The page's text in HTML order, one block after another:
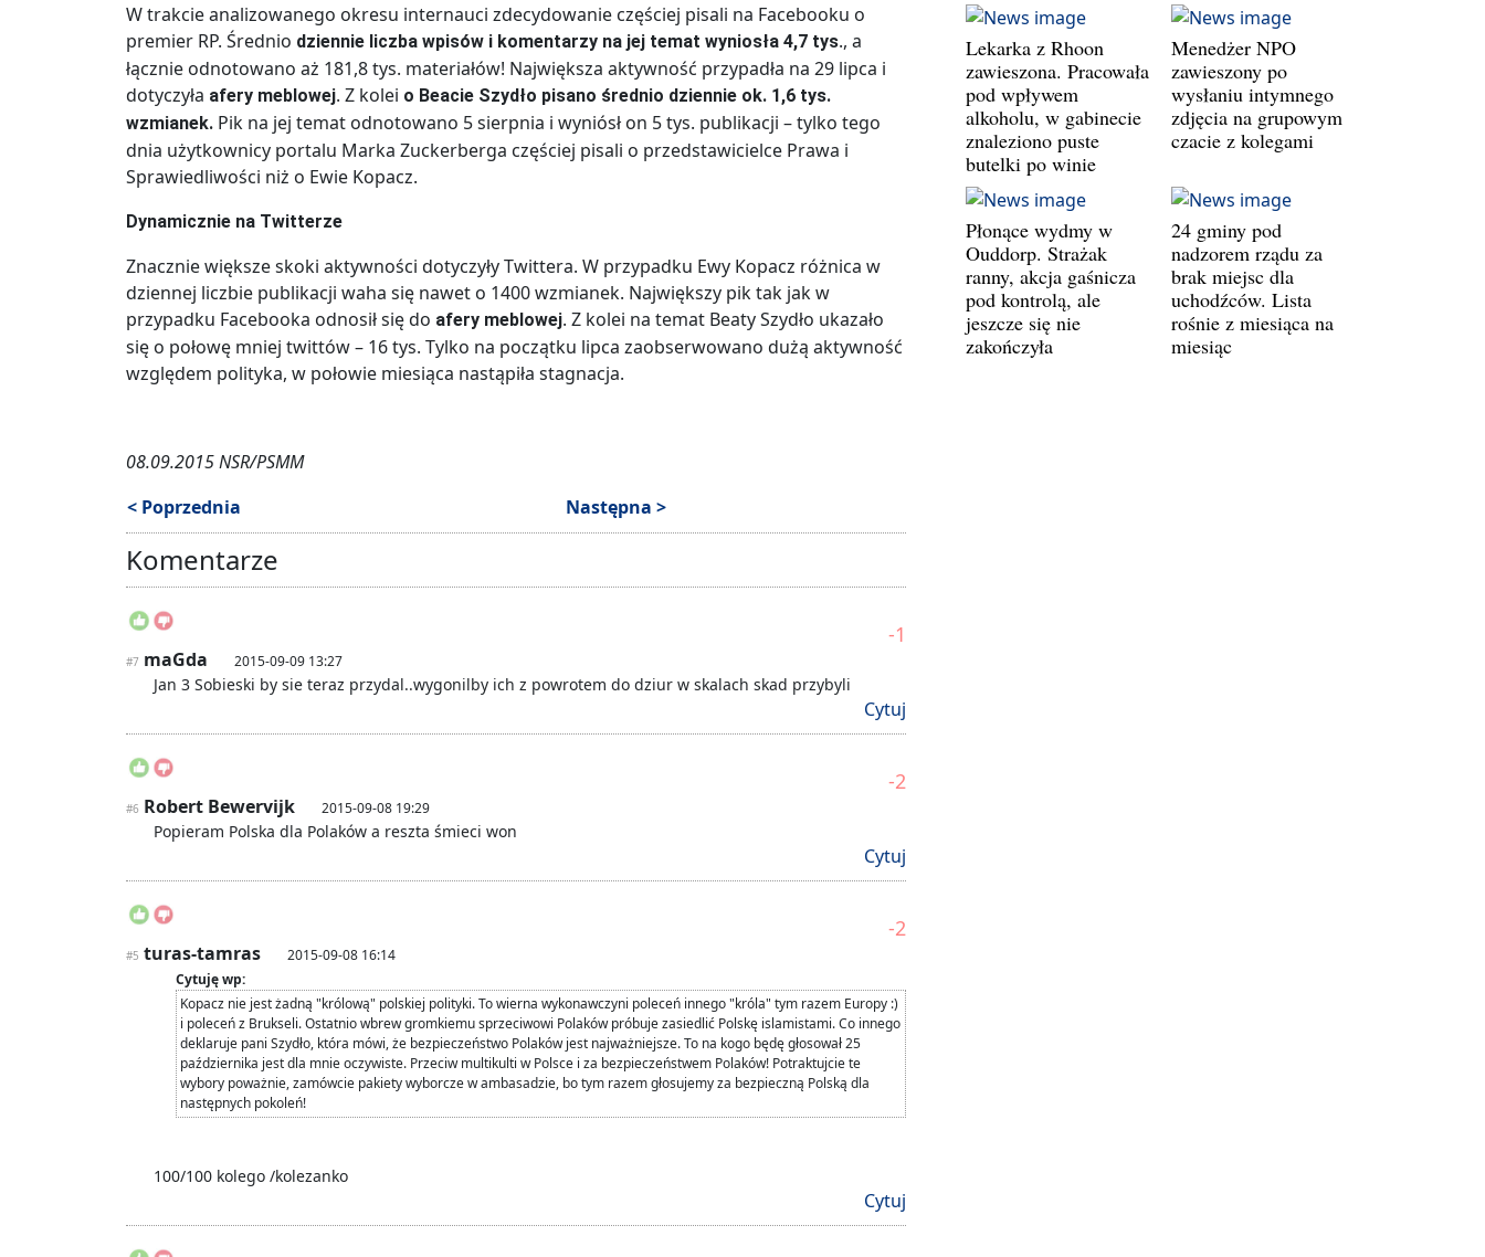
W trakcie analizowanego okresu internauci zdecydowanie częściej pisali na Facebooku o
premier RP. Średnio dziennie liczba wpisów i komentarzy na jej temat wyniosła 4,7 tys., a
łącznie odnotowano aż 181,8 tys. materiałów! Największa aktywność przypadła na 29 lipca i
dotyczyła afery meblowej. Z kolei o Beacie Szydło pisano średnio dziennie ok. 1,6 tys.
wzmianek. Pik na jej temat odnotowano 5 sierpnia i wyniósł on 5 tys. publikacji – tylko tego
dnia użytkownicy portalu Marka Zuckerberga częściej pisali o przedstawicielce Prawa i
Sprawiedliwości niż o Ewie Kopacz.
Dynamicznie na Twitterze
Znacznie większe skoki aktywności dotyczyły Twittera. W przypadku Ewy Kopacz różnica w
dziennej liczbie publikacji waha się nawet o 1400 wzmianek. Największy pik tak jak w
przypadku Facebooka odnosił się do afery meblowej. Z kolei na temat Beaty Szydło ukazało
się o połowę mniej twittów – 16 tys. Tylko na początku lipca zaobserwowano dużą aktywność
względem polityka, w połowie miesiąca nastąpiła stagnacja.
08.09.2015 NSR/PSMM
< Poprzednia
Następna >
Komentarze
-1
#7 maGda 2015-09-09 13:27
Jan 3 Sobieski by sie teraz przydal..wygonilby ich z powrotem do dziur w skalach skad przybyli
Cytuj
-2
#6 Robert Bewervijk 2015-09-08 19:29
Popieram Polska dla Polaków a reszta śmieci won
Cytuj
-2
#5 turas-tamras
2015-09-08 16:14
Cytuję wp:
Kopacz nie jest żadną "królową" polskiej polityki. To wierna wykonawczyni poleceń innego "króla" tym razem Europy :)
i poleceń z Brukseli. Ostatnio wbrew gromkiemu sprzeciwowi Polaków próbuje zasiedlić Polskę islamistami. Co innego
deklaruje pani Szydło, która mówi, że bezpieczeństwo Polaków jest najważniejsze. To na kogo będę głosował 25
października jest dla mnie oczywiste. Przeciw multikulti w Polsce i za bezpieczeństwem Polaków! Potraktujcie te
wybory poważnie, zamówcie pakiety wyborcze w ambasadzie, bo tym razem głosujemy za bezpieczną Polską dla
następnych pokoleń!
100/100 kolego /kolezanko
Cytuj
Lekarka z Rhoon
zawieszona. Pracowała
pod wpływem
alkoholu, w gabinecie
znaleziono puste
butelki po winie
Menedżer NPO
zawieszony po
wysłaniu intymnego
zdjęcia na grupowym
czacie z kolegami
Płonące wydmy w
Ouddorp. Strażak
ranny, akcja gaśnicza
pod kontrolą, ale
jeszcze się nie
zakończyła
24 gminy pod
nadzorem rządu za
brak miejsc dla
uchodźców. Lista
rośnie z miesiąca na
miesiąc